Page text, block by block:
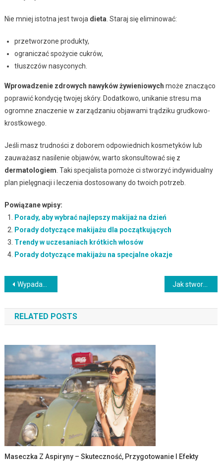
Nie mniej istotna jest twoja dieta. Staraj się eliminować:
przetworzone produkty,
ograniczać spożycie cukrów,
tłuszczów nasyconych.
Wprowadzenie zdrowych nawyków żywieniowych może znacząco
poprawić kondycję twojej skóry. Dodatkowo, unikanie stresu ma
ogromne znaczenie w zarządzaniu objawami trądziku grudkowo-
krostkowego.
Jeśli masz trudności z doborem odpowiednich kosmetyków lub
zauważasz nasilenie objawów, warto skonsultować się z
dermatologiem. Taki specjalista pomoże ci stworzyć indywidualny
plan pielęgnacji i leczenia dostosowany do twoich potrzeb.
Powiązane wpisy:
Porady, aby wybrać najlepszy makijaż na dzień
Porady dotyczące makijażu dla początkujących
Trendy w uczesaniach krótkich włosów
Porady dotyczące makijażu na specjalne okazje
Nawigacja
wpisu
Wypadanie włosów a tabletki antykoncepcyjne: Przyczyny i rozwiązania Jak stworzyć efekt marmuru na paznokciach krok po kroku?
RELATED POSTS
Maseczka Z Aspiryny – Skuteczność, Przygotowanie I Efekty